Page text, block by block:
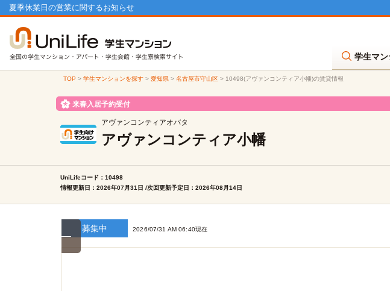
夏季休業日の営業に関するお知らせ
学生マ
TOP > 学生マンションを探す> 愛知県> 名古屋市守山区> 10498(アヴァンコンティア小幡)の賃貸情報
来春入居予約受付
アヴァンコンティアオバタ
アヴァンコンティア小幡
UniLifeコード：10498
情報更新日：2026年07月31日 /次回更新予定日：2026年08月14日
募集中 2026/07/31 AM 06:40現在